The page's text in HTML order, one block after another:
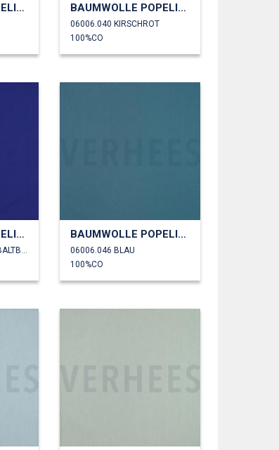
BAUMWOLLE POPELINE BAUMWOLLE POPELINE
06006.040 KIRSCHROT
100%CO
BAUMWOLLE POPELINE BAUMWOLLE POPELINE
06006.046 BLAU
100%CO